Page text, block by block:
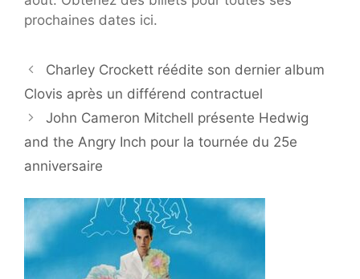
prochaines dates ici.
Charley Crockett réédite son dernier album
Clovis après un différend contractuel
John Cameron Mitchell présente Hedwig
and the Angry Inch pour la tournée du 25e
anniversaire